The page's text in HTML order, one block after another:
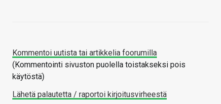
Kommentoi uutista tai artikkelia foorumilla
(Kommentointi sivuston puolella toistakseksi pois
käytöstä)
Lähetä palautetta / raportoi kirjoitusvirheestä